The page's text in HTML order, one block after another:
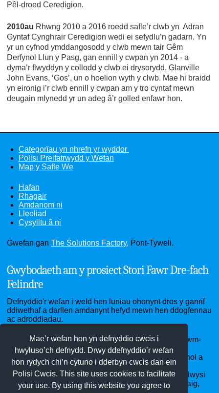
Mae’r wefan hon yn defnyddio cwcis i
hwyluso’ch defnydd. Drwy ddefnyddio’r wefan
hon rydych chi’n cytuno i dderbyn cwcis dan ein
Polisi Cwcis. This site uses cookies to facilitate
your use. By using this website you agree to
Pêl-droed Ceredigion.
2010au Rhwng 2010 a 2016 roedd safle’r clwb yn Adran
Gyntaf Cynghrair Ceredigion wedi ei sefydlu’n gadarn. Yn
yr un cyfnod ymddangosodd y clwb mewn tair Gêm
Derfynol Llun y Pasg, gan ennill y cwpan yn 2014 - a
dyma’r flwyddyn y collodd y clwb ei drysorydd, Glanville
John Evans, ‘Gos’, un o hoelion wyth y clwb. Mae hi braidd
yn eironig i’r clwb ennill y cwpan am y tro cyntaf mewn
deugain mlynedd yr un adeg â’r golled enfawr hon.
Categorïau yn nhrefn yr wyddor
Polisi Preifatrwydd y Wefan
Map y Safle We
Hafan
Rhagair
Amdanom ni
Lleoliad
Cysylltu â ni
Gwefan gan The Solutions Factory, Pont-Tyweli.
Gwybodaeth am y prosiect Stori Fawr Dre-fach
Felindre
Defnyddio'r wefan i weld hen luniau ohonynt dros y ganrif
ddiwethaf a darllen amdanynt hefyd mewn hen ddogfennau
ac adroddiadau.
Ardal Dre-fach Felindre - sef pentrefi Cwmhiraeth, Cwm-
pen-graig, Dre-fach, Drefelin, Felindre, Penboyr ac
Waungilwen - cartref yr Amgueddfa Wlân Genedlaethol a
ffatrioedd gwlân di-ri gynt, Clwb Pêl-droed Bargod
Rangers, Neuadd y Ddraig Goch, Ysgol Penboyr, eglwysi
St Llawddog a St Barnabas, capeli Bethel, Clos-y-graig,